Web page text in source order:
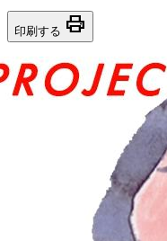
印刷する print